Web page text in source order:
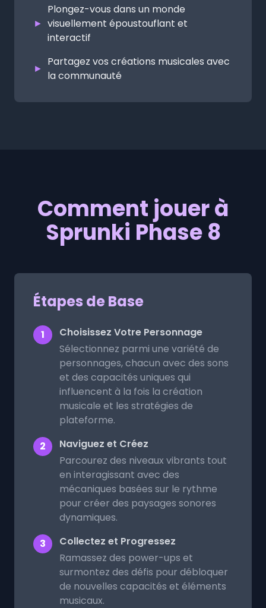
►
Plongez-vous dans un monde
visuellement époustouflant et
interactif
►
Partagez vos créations musicales avec
la communauté
Comment jouer à
Sprunki Phase 8
Étapes de Base
1
Choisissez Votre Personnage
Sélectionnez parmi une variété de
personnages, chacun avec des sons
et des capacités uniques qui
influencent à la fois la création
musicale et les stratégies de
plateforme.
2
Naviguez et Créez
Parcourez des niveaux vibrants tout
en interagissant avec des
mécaniques basées sur le rythme
pour créer des paysages sonores
dynamiques.
3
Collectez et Progressez
Ramassez des power-ups et
surmontez des défis pour débloquer
de nouvelles capacités et éléments
musicaux.